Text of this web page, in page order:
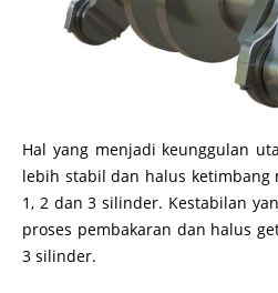
Hal yang menjadi keunggulan
lebih stabil dan halus
1, 2 dan 3 silinder. Kestabilan
proses pembakaran dan halus
3 silinder.